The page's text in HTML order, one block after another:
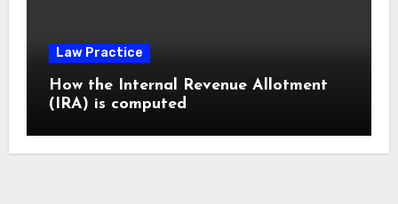
Law Practice
How the Internal Revenue Allotment
(IRA) is computed